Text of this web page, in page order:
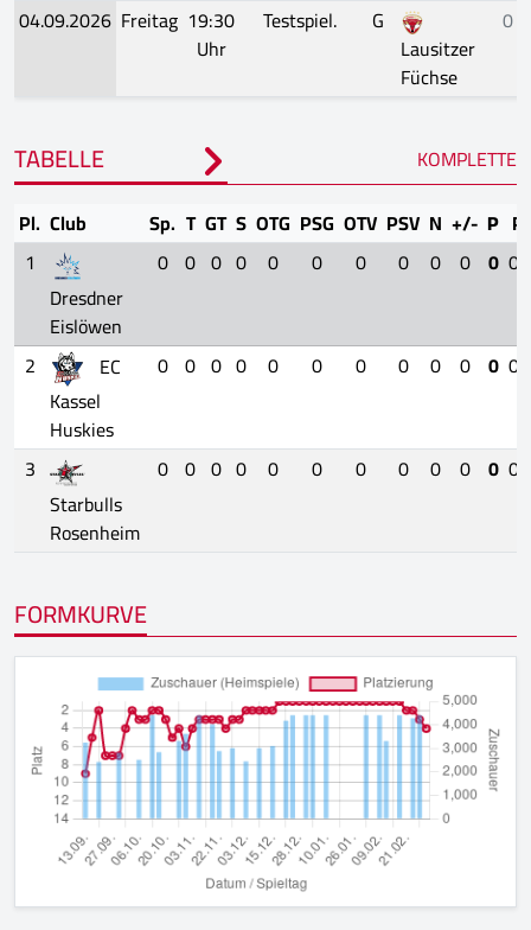
04.09.2026 Freitag 19:30
Uhr
Testspiel.
G
Lausitzer
Füchse
0
TABELLE
KOMPLETTE
Pl. Club Sp. T GT S OTG PSG OTV PSV N +/- P
1
Dresdner
Eislöwen
0 0 0 0 0 0 0 0 0 0 0
2
EC
Kassel
Huskies
0 0 0 0 0 0 0 0 0 0 0
3
Starbulls
Rosenheim
0 0 0 0 0 0 0 0 0 0 0
FORMKURVE